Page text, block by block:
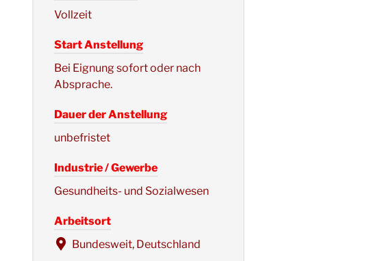
Vollzeit
Start Anstellung
Bei Eignung sofort oder nach
Absprache.
Dauer der Anstellung
unbefristet
Industrie / Gewerbe
Gesundheits- und Sozialwesen
Arbeitsort
Bundesweit, Deutschland